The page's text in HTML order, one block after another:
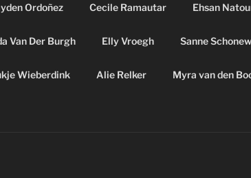
Ordoñez Cecile Ramautar Ehsan
Van Der Burgh Elly Vroegh Sanne
Wieberdink Alie Relker Myra van den